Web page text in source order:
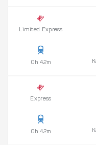
Limited Express
0h 42m
Express
0h 42m